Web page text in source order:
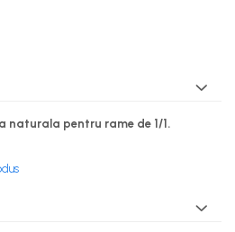
naturala pentru rame de 1/1.